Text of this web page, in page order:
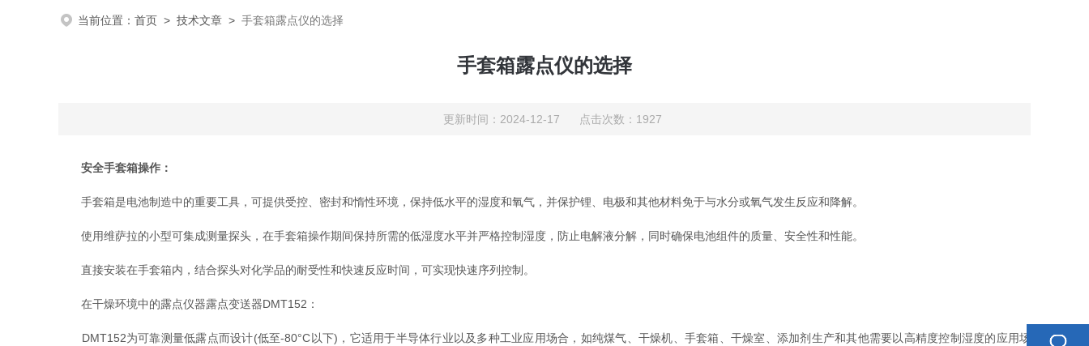
当前位置： 首页 > 技术文章 > 手套箱露点仪的选择
手套箱露点仪的选择
更新时间：2024-12-17 点击次数：1927
安全手套箱操作：
手套箱是电池制造中的重要工具，可提供受控、密封和惰性环境，保持低水平的湿度和氧气，并保护锂、电极和其他材料免于与水分或氧气发生反应和降解。
使用维萨拉的小型可集成测量探头，在手套箱操作期间保持所需的低湿度水平并严格控制湿度，防止电解液分解，同时确保电池组件的质量、安全性和性能。
直接安装在手套箱内，结合探头对化学品的耐受性和快速反应时间，可实现快速序列控制。
在干燥环境中的露点仪器露点变送器DMT152：
DMT152为可靠测量低露点而设计(低至-80°C以下)，它适用于半导体行业以及多种工业应用场合，如纯煤气、干燥机、手套箱、干燥室、添加剂生产和其他需要以高精度控制湿度的应用场